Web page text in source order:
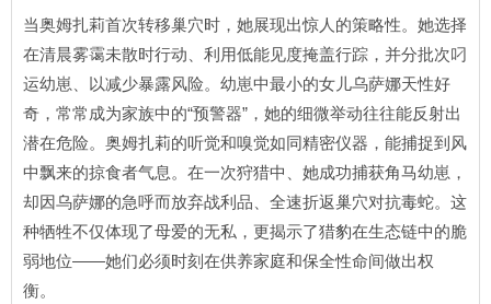
当奥姆扎莉首次转移巢穴时，她展现出惊人的策略性。她选择
在清晨雾霭未散时行动、利用低能见度掩盖行踪，并分批次叼
运幼崽、以减少暴露风险。幼崽中最小的女儿乌萨娜天性好
奇，常常成为家族中的“预警器”，她的细微举动往往能反射出
潜在危险。奥姆扎莉的听觉和嗅觉如同精密仪器，能捕捉到风
中飘来的掠食者气息。在一次狩猎中、她成功捕获角马幼崽，
却因乌萨娜的急呼而放弃战利品、全速折返巢穴对抗毒蛇。这
种牺牲不仅体现了母爱的无私，更揭示了猎豹在生态链中的脆
弱地位——她们必须时刻在供养家庭和保全性命间做出权
衡。